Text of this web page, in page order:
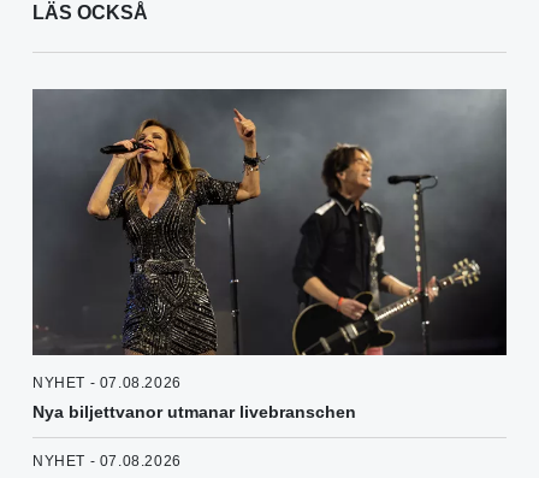
LÄS OCKSÅ
NYHET - 07.08.2026
Nya biljettvanor utmanar livebranschen
NYHET - 07.08.2026